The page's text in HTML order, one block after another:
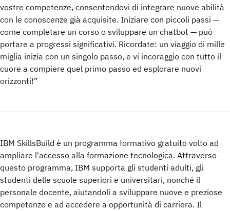
vostre competenze, consentendovi di integrare nuove abilità
con le conoscenze già acquisite. Iniziare con piccoli passi —
come completare un corso o sviluppare un chatbot — può
portare a progressi significativi. Ricordate: un viaggio di mille
miglia inizia con un singolo passo, e vi incoraggio con tutto il
cuore a compiere quel primo passo ed esplorare nuovi
orizzonti!”
IBM SkillsBuild è un programma formativo gratuito volto ad
ampliare l'accesso alla formazione tecnologica. Attraverso
questo programma, IBM supporta gli studenti adulti, gli
studenti delle scuole superiori e universitari, nonché il
personale docente, aiutandoli a sviluppare nuove e preziose
competenze e ad accedere a opportunità di carriera. Il